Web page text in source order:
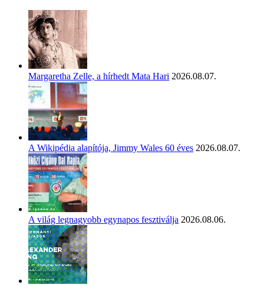
Margaretha Zelle, a hírhedt Mata Hari 2026.08.07.
A Wikipédia alapítója, Jimmy Wales 60 éves 2026.08.07.
A világ legnagyobb egynapos fesztiválja 2026.08.06.